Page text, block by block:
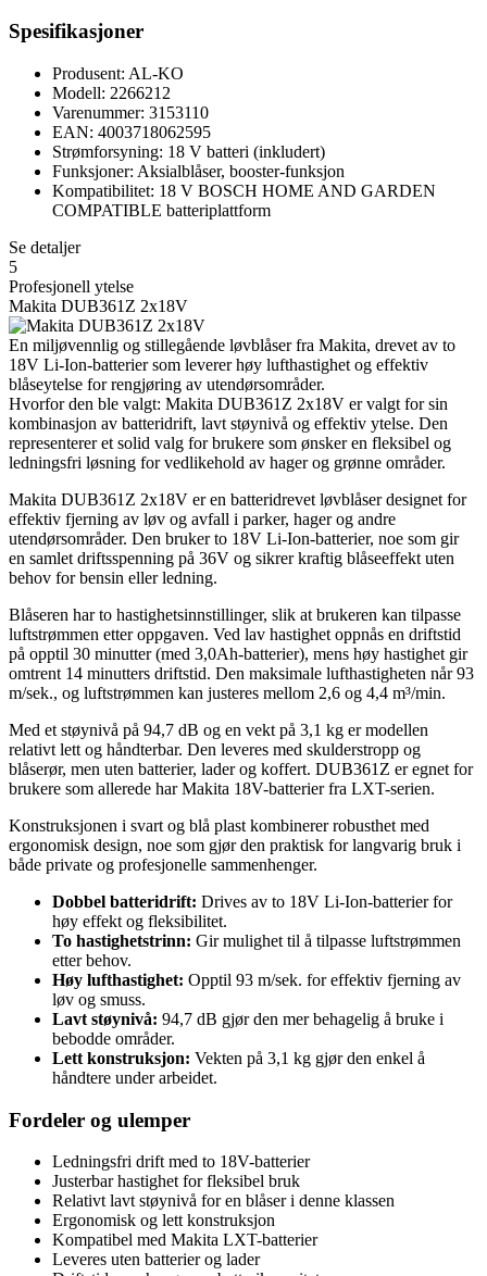
Spesifikasjoner
Produsent: AL-KO
Modell: 2266212
Varenummer: 3153110
EAN: 4003718062595
Strømforsyning: 18 V batteri (inkludert)
Funksjoner: Aksialblåser, booster-funksjon
Kompatibilitet: 18 V BOSCH HOME AND GARDEN
COMPATIBLE batteriplattform
Se detaljer
5
Profesjonell ytelse
Makita DUB361Z 2x18V
En miljøvennlig og stillegående løvblåser fra Makita, drevet av to
18V Li-Ion-batterier som leverer høy lufthastighet og effektiv
blåseytelse for rengjøring av utendørsområder.
Hvorfor den ble valgt: Makita DUB361Z 2x18V er valgt for sin
kombinasjon av batteridrift, lavt støynivå og effektiv ytelse. Den
representerer et solid valg for brukere som ønsker en fleksibel og
ledningsfri løsning for vedlikehold av hager og grønne områder.
Makita DUB361Z 2x18V er en batteridrevet løvblåser designet for
effektiv fjerning av løv og avfall i parker, hager og andre
utendørsområder. Den bruker to 18V Li-Ion-batterier, noe som gir
en samlet driftsspenning på 36V og sikrer kraftig blåseeffekt uten
behov for bensin eller ledning.
Blåseren har to hastighetsinnstillinger, slik at brukeren kan tilpasse
luftstrømmen etter oppgaven. Ved lav hastighet oppnås en driftstid
på opptil 30 minutter (med 3,0Ah-batterier), mens høy hastighet gir
omtrent 14 minutters driftstid. Den maksimale lufthastigheten når 93
m/sek., og luftstrømmen kan justeres mellom 2,6 og 4,4 m³/min.
Med et støynivå på 94,7 dB og en vekt på 3,1 kg er modellen
relativt lett og håndterbar. Den leveres med skulderstropp og
blåserør, men uten batterier, lader og koffert. DUB361Z er egnet for
brukere som allerede har Makita 18V-batterier fra LXT-serien.
Konstruksjonen i svart og blå plast kombinerer robusthet med
ergonomisk design, noe som gjør den praktisk for langvarig bruk i
både private og profesjonelle sammenhenger.
Dobbel batteridrift: Drives av to 18V Li-Ion-batterier for
høy effekt og fleksibilitet.
To hastighetstrinn: Gir mulighet til å tilpasse luftstrømmen
etter behov.
Høy lufthastighet: Opptil 93 m/sek. for effektiv fjerning av
løv og smuss.
Lavt støynivå: 94,7 dB gjør den mer behagelig å bruke i
bebodde områder.
Lett konstruksjon: Vekten på 3,1 kg gjør den enkel å
håndtere under arbeidet.
Fordeler og ulemper
Ledningsfri drift med to 18V-batterier
Justerbar hastighet for fleksibel bruk
Relativt lavt støynivå for en blåser i denne klassen
Ergonomisk og lett konstruksjon
Kompatibel med Makita LXT-batterier
Leveres uten batterier og lader